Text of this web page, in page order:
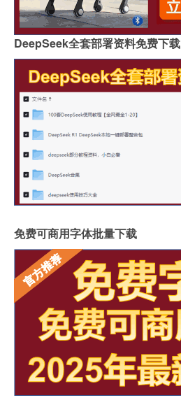
DeepSeek全套部署资料免费下载
免费可商用字体批量下载